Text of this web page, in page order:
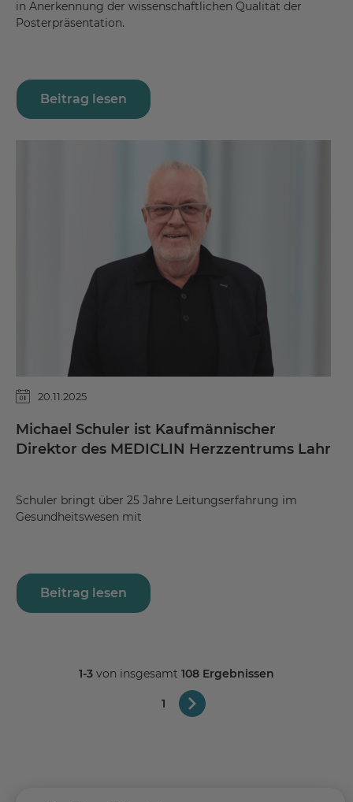
in Anerkennung der wissenschaftlichen Qualität der
Posterpräsentation.
Beitrag lesen
20.11.2025
Michael Schuler ist Kaufmännischer
Direktor des MEDICLIN Herzzentrums Lahr
Schuler bringt über 25 Jahre Leitungserfahrung im
Gesundheitswesen mit
Beitrag lesen
1
1-3 von insgesamt 108 Ergebnissen